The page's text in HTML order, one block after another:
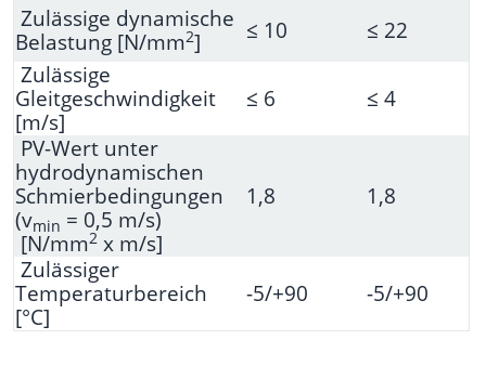
Zulässige dynamische
Belastung [N/mm2] ≤ 10
≤ 22
Zulässige
Gleitgeschwindigkeit
[m/s]
≤ 6
≤ 4
PV-Wert unter
hydrodynamischen
Schmierbedingungen
(vmin = 0,5 m/s)
[N/mm2 x m/s]
1,8 1,8
Zulässiger
Temperaturbereich
[°C]
-5/+90 -5/+90